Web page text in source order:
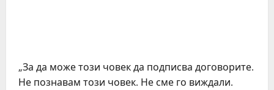
„За да може този човек да подписва договорите.
Не познавам този човек. Не сме го виждали.